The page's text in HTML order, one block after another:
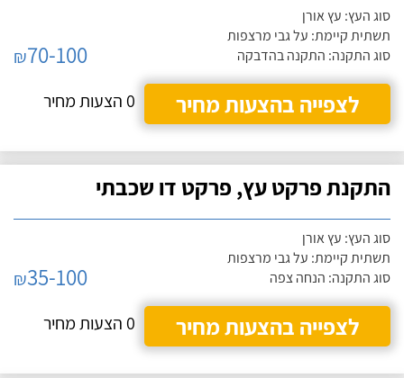
סוג העץ: עץ אורן
תשתית קיימת: על גבי מרצפות
סוג התקנה: התקנה בהדבקה
₪70-100
לצפייה בהצעות מחיר
0 הצעות מחיר
התקנת פרקט עץ, פרקט דו שכבתי
סוג העץ: עץ אורן
תשתית קיימת: על גבי מרצפות
סוג התקנה: הנחה צפה
₪35-100
לצפייה בהצעות מחיר
0 הצעות מחיר